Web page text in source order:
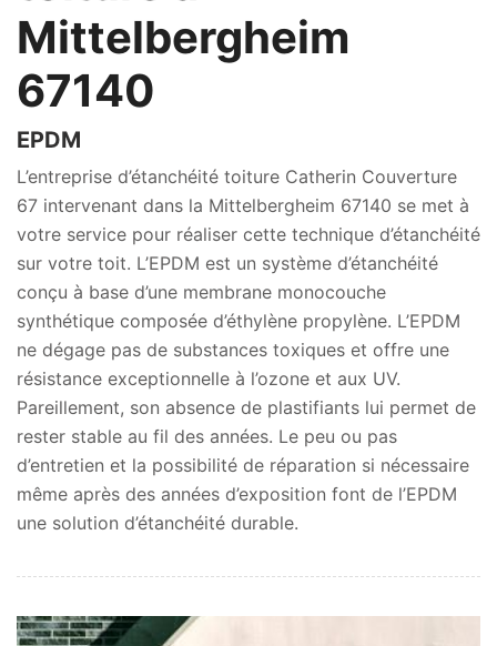
Mittelbergheim
67140
EPDM
L’entreprise d’étanchéité toiture Catherin Couverture
67 intervenant dans la Mittelbergheim 67140 se met à
votre service pour réaliser cette technique d’étanchéité
sur votre toit. L’EPDM est un système d’étanchéité
conçu à base d’une membrane monocouche
synthétique composée d’éthylène propylène. L’EPDM
ne dégage pas de substances toxiques et offre une
résistance exceptionnelle à l’ozone et aux UV.
Pareillement, son absence de plastifiants lui permet de
rester stable au fil des années. Le peu ou pas
d’entretien et la possibilité de réparation si nécessaire
même après des années d’exposition font de l’EPDM
une solution d’étanchéité durable.